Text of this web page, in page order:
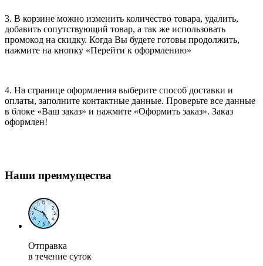
3. В корзине можно изменить количество товара, удалить,
добавить сопутствующий товар, а так же использовать
промокод на скидку. Когда Вы будете готовы продолжить,
нажмите на кнопку «Перейти к оформлению»
4. На странице оформления выберите способ доставки и
оплаты, заполните контактные данные. Проверьте все данные
в блоке «Ваш заказ» и нажмите «Оформить заказ». Заказ
оформлен!
Наши преимущества
Отправка
в течение суток